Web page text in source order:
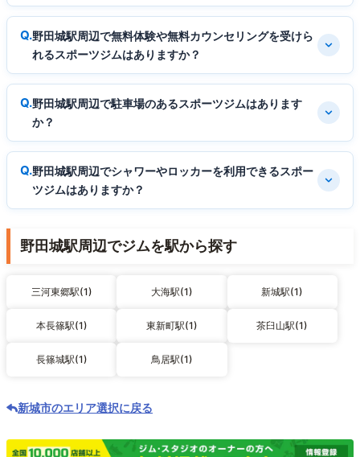
野田城駅周辺で無料体験や無料カウンセリングを受けら
れるスポーツジムはありますか？
野田城駅周辺で駐車場のあるスポーツジムはあります
か？
野田城駅周辺でシャワーやロッカーを利用できるスポー
ツジムはありますか？
野田城駅周辺でジムを駅から探す
三河東郷駅(1) 大海駅(1) 新城駅(1)
本長篠駅(1) 東新町駅(1) 茶臼山駅(1)
長篠城駅(1) 鳥居駅(1)
新城市のエリア選択に戻る